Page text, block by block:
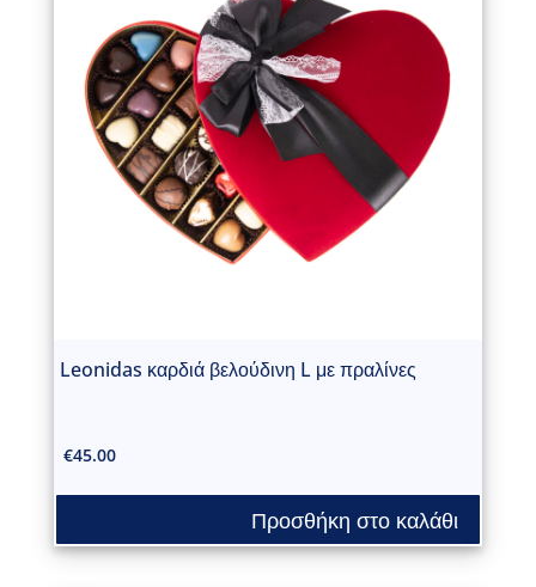
Leonidas καρδιά βελούδινη L με πραλίνες
€45.00
Προσθήκη στο καλάθι